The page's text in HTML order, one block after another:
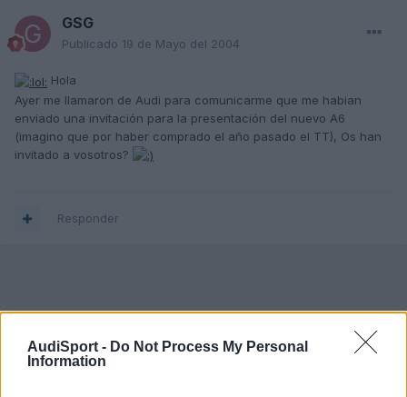
AudiSport - Do Not Process My Personal
Information
GSG
Publicado 19 de Mayo del 2004
Hola
Ayer me llamaron de Audi para comunicarme que me habian
enviado una invitación para la presentación del nuevo A6
(imagino que por haber comprado el año pasado el TT), Os han
invitado a vosotros?
Responder